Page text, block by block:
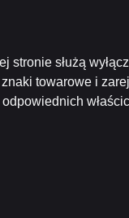
stronie służą
towarowe i